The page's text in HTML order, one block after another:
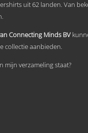
de
uit 62 landen. Van
Connecting Minds BV
collectie aanbieden.
mijn verzameling staat?